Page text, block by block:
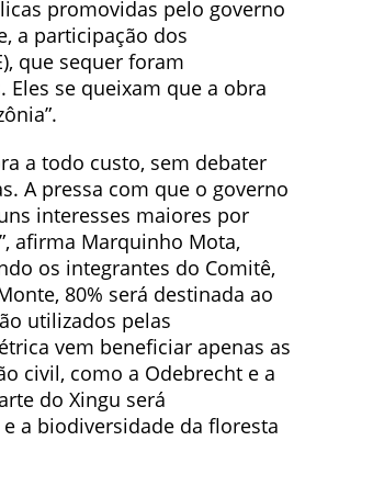
promovidas pelo governo
a participação dos
que sequer foram
se queixam que a obra
a todo custo, sem debater
A pressa com que o governo
interesses maiores por
afirma Marquinho Mota,
os integrantes do Comitê,
80% será destinada ao
utilizados pelas
vem beneficiar apenas as
civil, como a Odebrecht e a
do Xingu será
a biodiversidade da floresta